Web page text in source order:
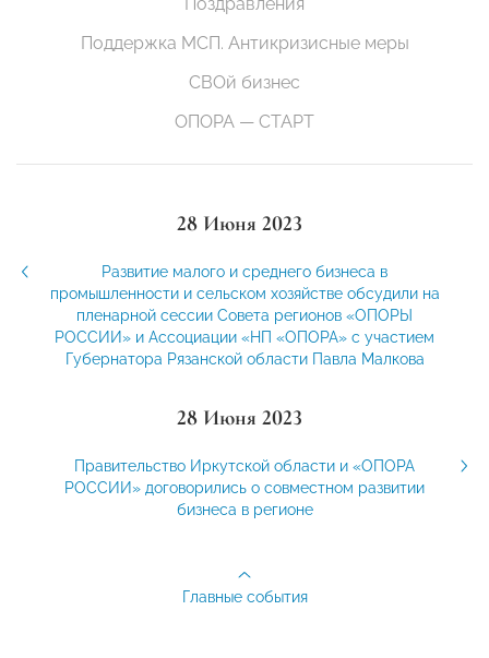
Поддержка МСП. Антикризисные меры
СВОй бизнес
ОПОРА — СТАРТ
28 Июня 2023
Развитие малого и среднего бизнеса в
промышленности и сельском хозяйстве обсудили на
пленарной сессии Совета регионов «ОПОРЫ
РОССИИ» и Ассоциации «НП «ОПОРА» с участием
Губернатора Рязанской области Павла Малкова
28 Июня 2023
Правительство Иркутской области и «ОПОРА
РОССИИ» договорились о совместном развитии
бизнеса в регионе
Главные события